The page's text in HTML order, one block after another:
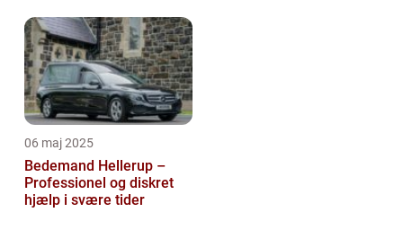
06 maj 2025
Bedemand Hellerup –
Professionel og diskret
hjælp i svære tider